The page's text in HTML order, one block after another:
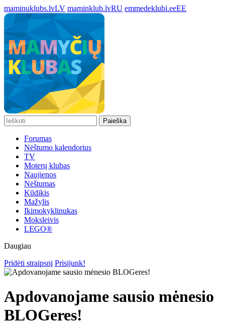
maminuklubs.lvLV maminklub.lvRU emmedeklubi.eeEE
Paieška
Forumas
Nėštumo kalendorius
TV
Moterų klubas
Naujienos
Nėštumas
Kūdikis
Mažylis
Ikimokyklinukas
Moksleivis
LEGO®
Daugiau
Pridėti straipsnį Prisijunk!
Apdovanojame sausio mėnesio
BLOGeres!